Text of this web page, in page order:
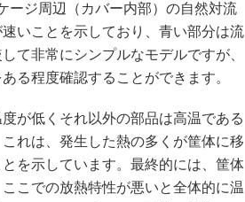
植物工場
知財マネジメント
海外生産
制御セキュリティ
新型コロナへの対応
ージ周辺（カバー内部）の自然対流
いことを示しており、青い部分は流
て非常にシンプルなモデルですが、
る程度確認することができます。
が低くそれ以外の部品は高温である
れは、発生した熱の多くが筐体に移
を示しています。最終的には、筐体
こでの放熱特性が悪いと全体的に温